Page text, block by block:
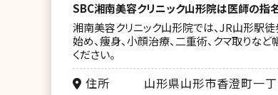
SBC湘南美容クリニック山形院は医師の指
湘南美容クリニック山形院では、JR山形駅
始め、痩身、小顔治療、二重術、クマ取りな
ください。
住所
山形県山形市香澄町一